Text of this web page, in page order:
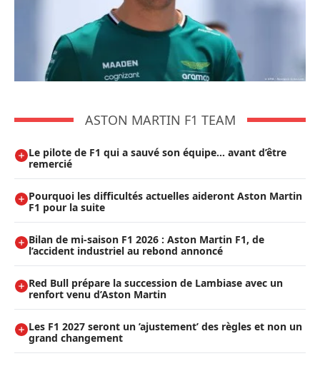
ASTON MARTIN F1 TEAM
Le pilote de F1 qui a sauvé son équipe… avant d’être
remercié
Pourquoi les difficultés actuelles aideront Aston Martin
F1 pour la suite
Bilan de mi-saison F1 2026 : Aston Martin F1, de
l’accident industriel au rebond annoncé
Red Bull prépare la succession de Lambiase avec un
renfort venu d’Aston Martin
Les F1 2027 seront un ’ajustement’ des règles et non un
grand changement